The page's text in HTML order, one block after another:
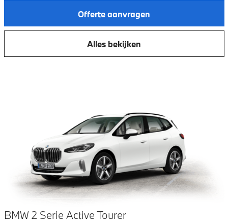
Offerte aanvragen
Alles bekijken
BMW 2 Serie Active Tourer